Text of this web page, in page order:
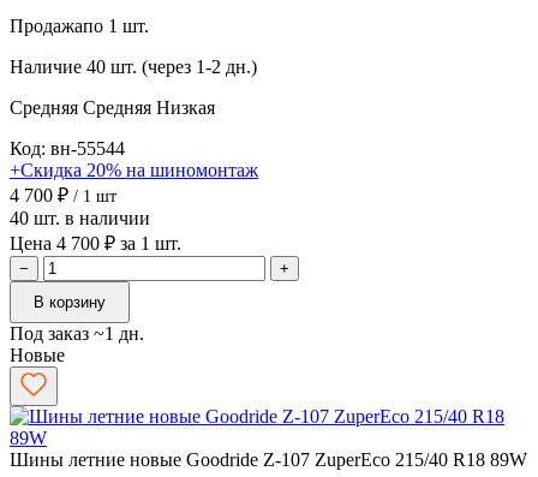
Продажапо 1 шт.
Наличие 40 шт. (через 1-2 дн.)
Средняя Средняя Низкая
Код: вн-55544
+Скидка 20% на шиномонтаж
4 700 ₽ / 1 шт
40 шт. в наличии
Цена 4 700 ₽ за 1 шт.
−
+
В корзину
Под заказ ~1 дн.
Новые
Шины летние новые Goodride Z-107 ZuperEco 215/40 R18 89W